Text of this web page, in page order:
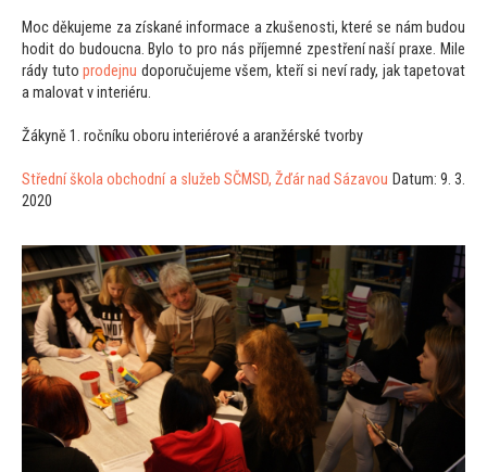
Moc děkujeme za získané informace a zkušenosti, které se nám budou
hodit do budoucna. Byloto pro nás příjemné zpestření naší praxe. Mile
rády tuto prodejnu doporučujeme všem, kteří si neví rady, jak tapetovat
a malovat v interiéru.
Žákyně 1. ročníku oboru interiérové a aranžérské tvorby
Střední škola obchodní a služeb SČMSD, Žďár nad Sázavou Datum: 9. 3.
2020